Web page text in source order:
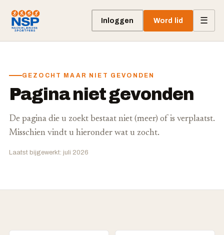
Inloggen Word lid ☰
GEZOCHT MAAR NIET GEVONDEN
Pagina niet gevonden
De pagina die u zoekt bestaat niet (meer) of is verplaatst.
Misschien vindt u hieronder wat u zocht.
Laatst bijgewerkt: juli 2026